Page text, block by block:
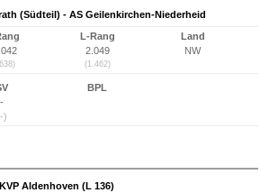
(Südteil) - AS Geilenkirchen-Niederheid
L-Rang
2.049
(1.462)
Land
NW
-
)
BPL
Aldenhoven (L 136)